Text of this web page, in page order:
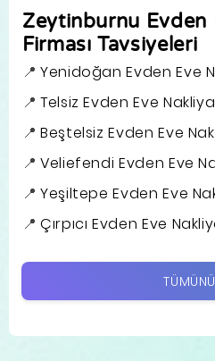
Zeytinburnu Evden
Firması Tavsiyeleri
Yenidoğan Evden Eve
Telsiz Evden Eve
Beştelsiz Evden Eve
Veliefendi Evden Eve
Yeşiltepe Evden Eve
Çırpıcı Evden Eve